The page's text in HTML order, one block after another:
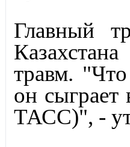
Главный
травм. "Что
он
ТАСС)", -